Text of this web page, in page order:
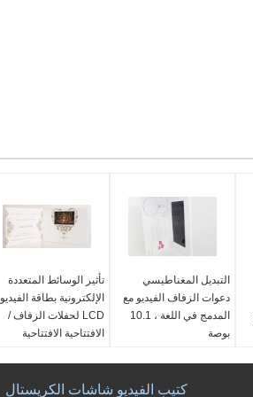
تأثير الوسائط المتعددة
الإلكترونية بطاقة الفيديو
LCD لحفلات الزفاف /
الافتتاحية الافتتاحية
مواد: الورق وLCD
التبديل المغناطيسي
دعوات الزفاف الفيديو مع
المدمج في اللغة ، 10.1
بوصة
الورق وLCDكتيب الفيديو شاشات الكريستال